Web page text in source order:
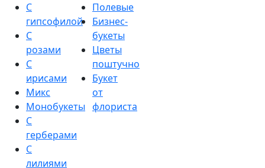
С
гипсофилой
С
розами
С
ирисами
Микс
Монобукеты
С
герберами
С
лилиями
Полевые
Бизнес-
букеты
Цветы
поштучно
Букет
от
флориста